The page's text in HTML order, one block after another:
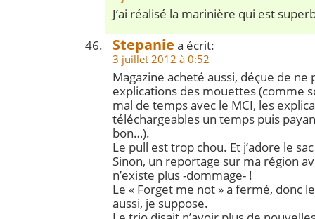
J’ai réalisé la marinière qui est
Stepanie a écrit:
3 juillet 2012 à 0:52
Magazine acheté aussi, déçue de ne
explications des mouettes (comme
mal de temps avec le MCI, les
téléchargeables un temps puis
bon…).
Le pull est trop chou. Et j’adore le
Sinon, un reportage sur ma région
n’existe plus -dommage- !
Le « Forget me not » a fermé, donc
aussi, je suppose.